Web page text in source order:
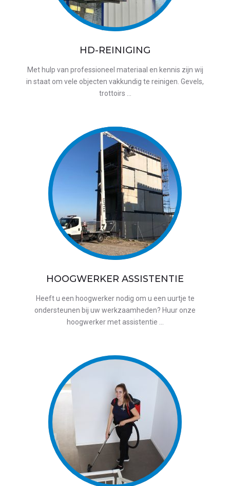
HD-REINIGING
Met hulp van professioneel materiaal en kennis zijn wij
in staat om vele objecten vakkundig te reinigen. Gevels,
trottoirs …
HOOGWERKER ASSISTENTIE
Heeft u een hoogwerker nodig om u een uurtje te
ondersteunen bij uw werkzaamheden? Huur onze
hoogwerker met assistentie …